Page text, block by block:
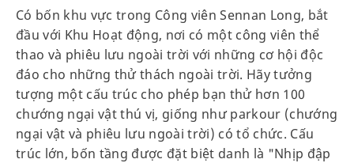
Có bốn khu vực trong Công viên Sennan Long, bắt
đầu với Khu Hoạt động, nơi có một công viên thể
thao và phiêu lưu ngoài trời với những cơ hội độc
đáo cho những thử thách ngoài trời. Hãy tưởng
tượng một cấu trúc cho phép bạn thử hơn 100
chướng ngại vật thú vị, giống như parkour (chướng
ngại vật và phiêu lưu ngoài trời) có tổ chức. Cấu
trúc lớn, bốn tầng được đặt biệt danh là "Nhịp đập